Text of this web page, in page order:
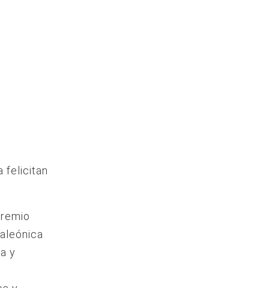
felicitan
y